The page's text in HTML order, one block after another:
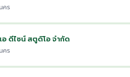
คร
อ ดีไซน์ สตูดิโอ จำกัด
คร